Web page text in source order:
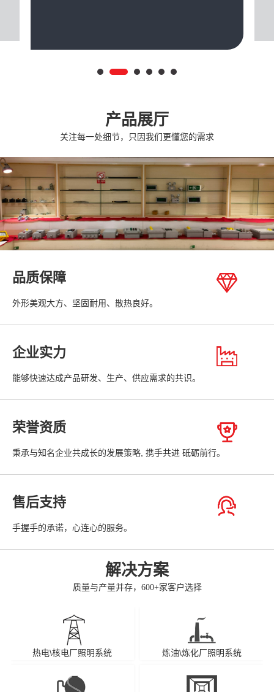
产品展厅
关注每一处细节，只因我们更懂您的需求
品质保障
外形美观大方、坚固耐用、散热良好。
企业实力
能够快速达成产品研发、生产、供应需求的共识。
荣誉资质
秉承与知名企业共成长的发展策略, 携手共进 砥砺前行。
售后支持
手握手的承诺，心连心的服务。
解决方案
质量与产量并存，600+家客户选择
热电\核电厂照明系统 炼油\炼化厂照明系统